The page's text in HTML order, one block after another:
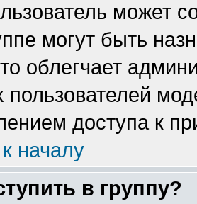
может
могут быть
облегчает
пользователей
доступа к
началу
в группу?